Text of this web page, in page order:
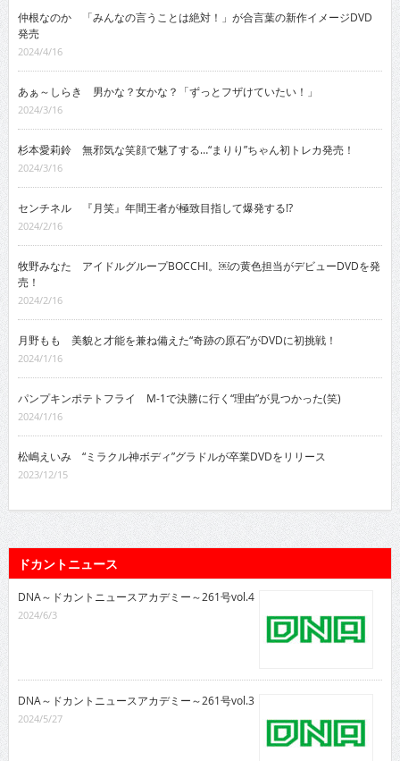
仲根なのか 「みんなの言うことは絶対！」が合言葉の新作イメージDVD
発売
2024/4/16
あぁ～しらき 男かな？女かな？「ずっとフザけていたい！」
2024/3/16
杉本愛莉鈴 無邪気な笑顔で魅了する…“まりり”ちゃん初トレカ発売！
2024/3/16
センチネル 『月笑』年間王者が極致目指して爆発する!?
2024/2/16
牧野みなた アイドルグループBOCCHI。￼の黄色担当がデビューDVDを発
売！
2024/2/16
月野もも 美貌と才能を兼ね備えた“奇跡の原石”がDVDに初挑戦！
2024/1/16
パンプキンポテトフライ M-1で決勝に行く“理由”が見つかった(笑)
2024/1/16
松嶋えいみ “ミラクル神ボディ”グラドルが卒業DVDをリリース
2023/12/15
ドカントニュース
DNA～ドカントニュースアカデミー～261号vol.4
2024/6/3
DNA～ドカントニュースアカデミー～261号vol.3
2024/5/27